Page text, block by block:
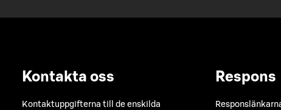
Kontakta oss
Kontaktuppgifterna till de enskilda
Respons